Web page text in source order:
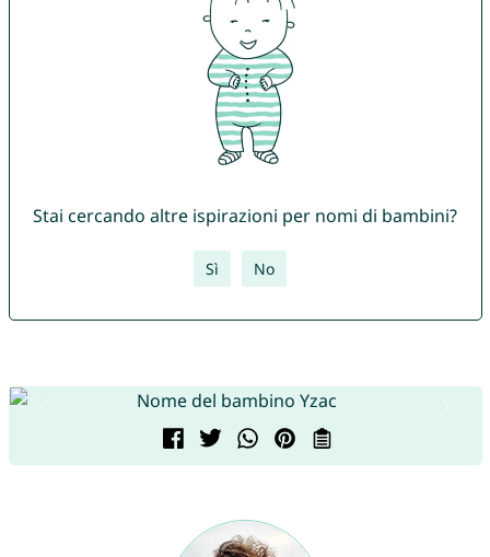
Stai cercando altre ispirazioni per nomi di bambini?
Sì No